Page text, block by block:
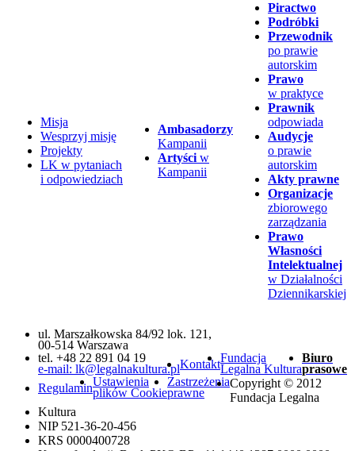
Misja
Wesprzyj misję
Projekty
LK w pytaniach
i odpowiedziach
Ambasadorzy
Kampanii
Artyści w
Kampanii
Piractwo
Podróbki
Przewodnik
po prawie
autorskim
Prawo
w praktyce
Prawnik
odpowiada
Audycje
o prawie
autorskim
Akty prawne
Organizacje
zbiorowego
zarządzania
Prawo
Własności
Intelektualnej
w Działalności
Dziennikarskiej
ul. Marszałkowska 84/92 lok. 121,
00-514 Warszawa
tel. +48 22 891 04 19
e-mail: lk@legalnakultura.plKontaktFundacja
Legalna Kultura
Biuro
prasowe
RegulaminUstawienia
plików Cookie
Zastrzeżenia
prawne
Copyright © 2012
Fundacja Legalna
Kultura
NIP 521-36-20-456
KRS 0000400728